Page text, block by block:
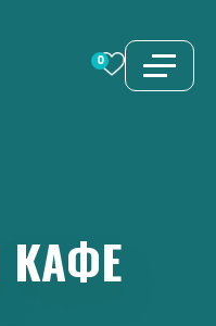
0
КАФЕ